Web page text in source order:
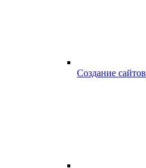
Создание сайтов